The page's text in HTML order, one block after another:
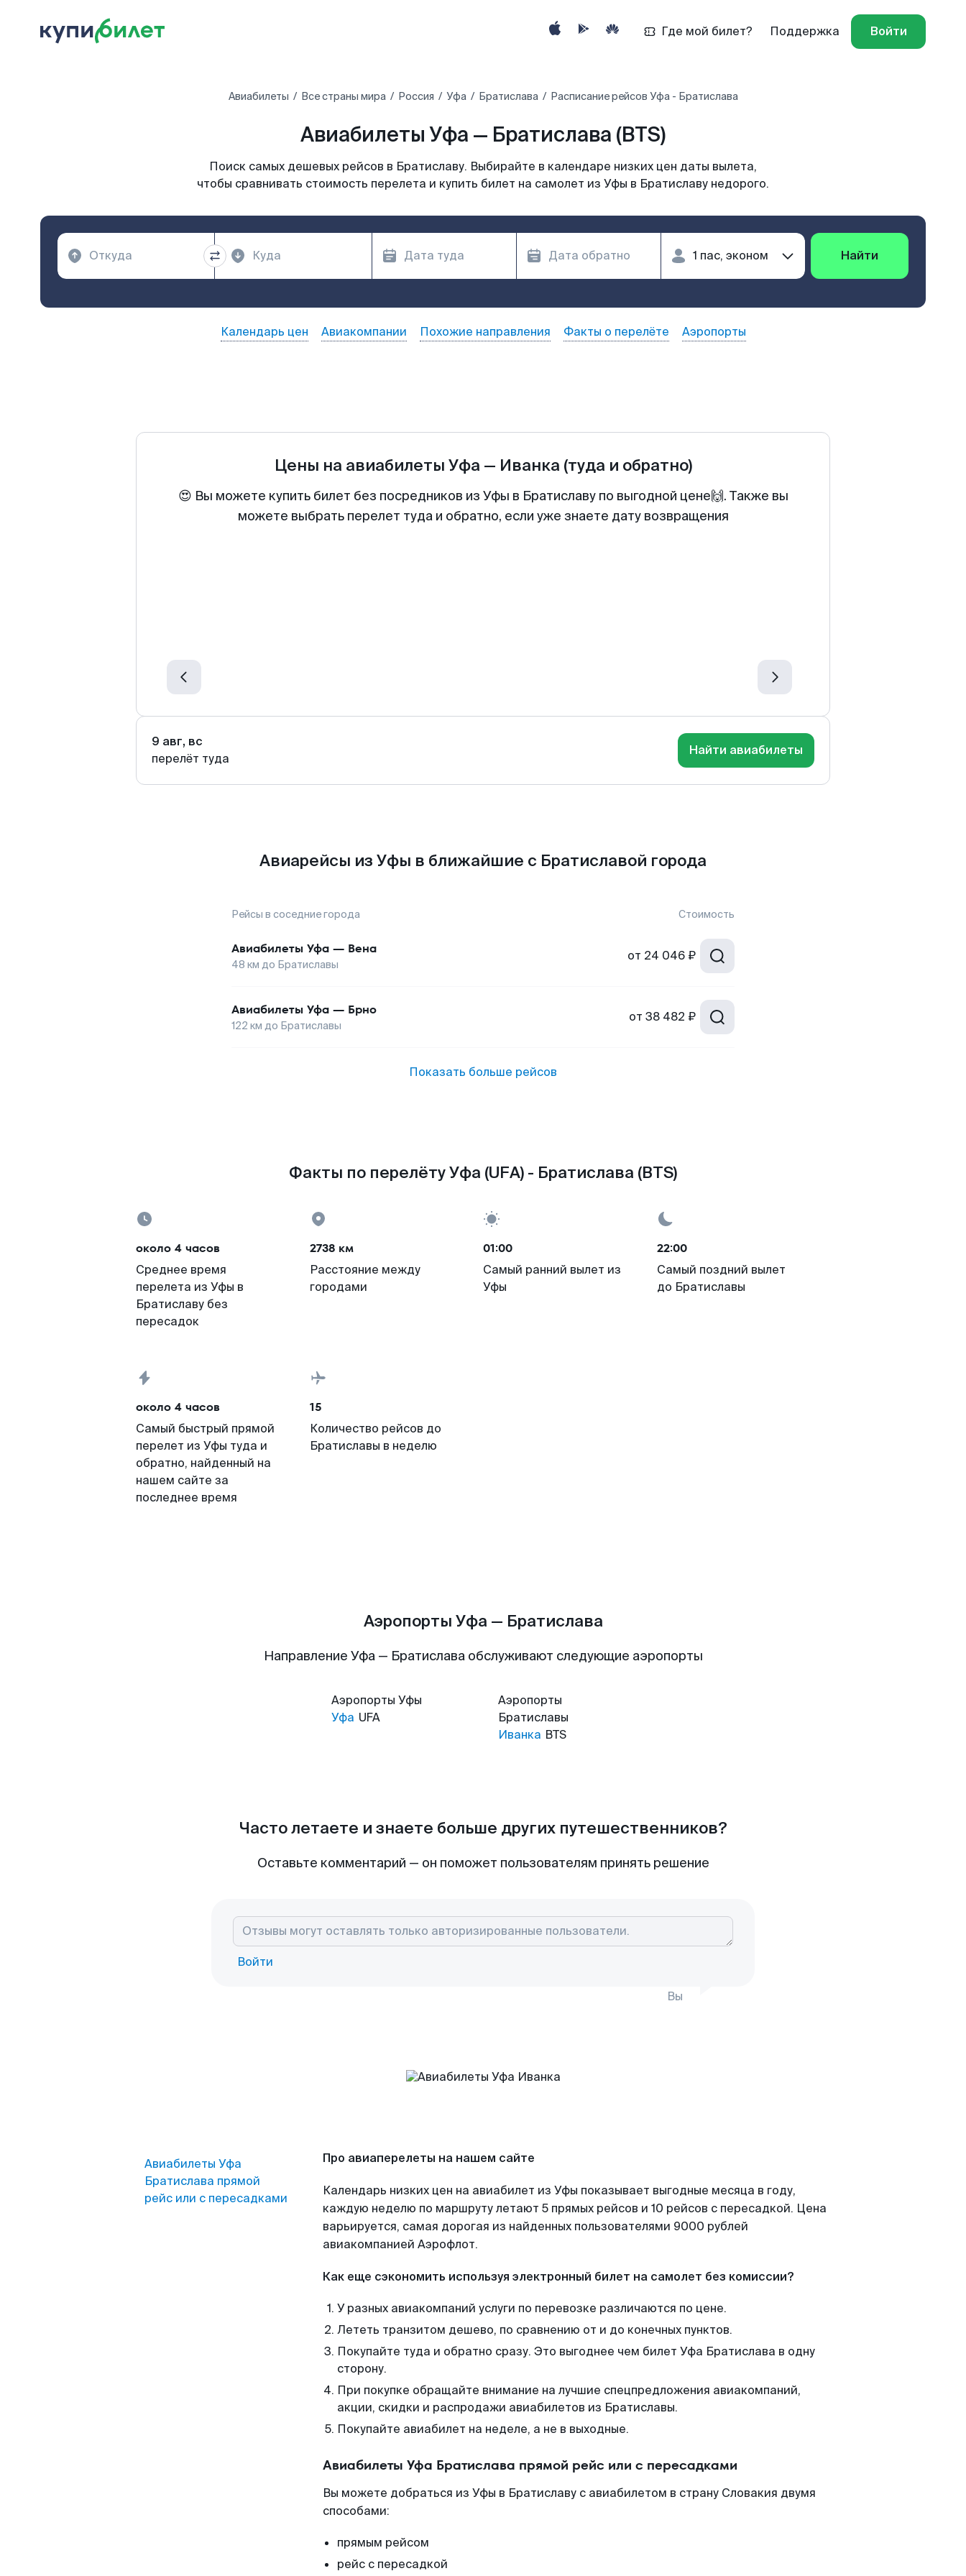
Где мой билет? Поддержка Войти
Авиабилеты Все страны мира Россия Уфа Братислава Расписание рейсов Уфа - Братислава
Авиабилеты Уфа — Братислава (BTS)
Поиск самых дешевых рейсов в Братиславу. Выбирайте в календаре низких цен даты вылета,
чтобы сравнивать стоимость перелета и купить билет на самолет из Уфы в Братиславу недорого.
Найти
Календарь цен Авиакомпании Похожие направления Факты о перелёте Аэропорты
Цены на авиабилеты Уфа — Иванка (туда и обратно)
😍 Вы можете купить билет без посредников из Уфы в Братиславу по выгодной цене🙌. Также вы
можете выбрать перелет туда и обратно, если уже знаете дату возвращения
9 авг, вс
перелёт туда
Найти авиабилеты
Авиарейсы из Уфы в ближайшие с Братиславой города
Рейсы в соседние города Стоимость
Авиабилеты Уфа — Вена
48 км до Братиславы
от 24 046 ₽
Авиабилеты Уфа — Брно
122 км до Братиславы
от 38 482 ₽
Показать больше рейсов
Факты по перелёту Уфа (UFA) - Братислава (BTS)
около 4 часов
Среднее время
перелета из Уфы в
Братиславу без
пересадок
2738 км
Расстояние между
городами
01:00
Самый ранний вылет из
Уфы
22:00
Самый поздний вылет
до Братиславы
около 4 часов
Самый быстрый прямой
перелет из Уфы туда и
обратно, найденный на
нашем сайте за
последнее время
15
Количество рейсов до
Братиславы в неделю
Аэропорты Уфа — Братислава
Направление Уфа — Братислава обслуживают следующие аэропорты
Аэропорты Уфы
Уфа UFA
Аэропорты
Братиславы
Иванка BTS
Часто летаете и знаете больше других путешественников?
Оставьте комментарий — он поможет пользователям принять решение
Войти
Вы
Авиабилеты Уфа
Братислава прямой
рейс или с пересадками
Про авиаперелеты на нашем сайте
Календарь низких цен на авиабилет из Уфы показывает выгодные месяца в году,
каждую неделю по маршруту летают 5 прямых рейсов и 10 рейсов с пересадкой. Цена
варьируется, самая дорогая из найденных пользователями 9000 рублей
авиакомпанией Аэрофлот.
Как еще сэкономить используя электронный билет на самолет без комиссии?
У разных авиакомпаний услуги по перевозке различаются по цене.
Лететь транзитом дешево, по сравнению от и до конечных пунктов.
Покупайте туда и обратно сразу. Это выгоднее чем билет Уфа Братислава в одну
сторону.
При покупке обращайте внимание на лучшие спецпредложения авиакомпаний,
акции, скидки и распродажи авиабилетов из Братиславы.
Покупайте авиабилет на неделе, а не в выходные.
Авиабилеты Уфа Братислава прямой рейс или с пересадками
Вы можете добраться из Уфы в Братиславу с авиабилетом в страну Словакия двумя
способами:
прямым рейсом
рейс с пересадкой